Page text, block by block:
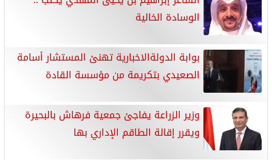
الوسادة الخالية
بوابة الدولةالاخبارية تهنئ المستشار أسامة
الصعيدي بتكريمة من مؤسسة القادة
وزير الزراعة يفاجئ جمعية فرهاش بالبحيرة
ويقرر إقالة الطاقم الإداري بها